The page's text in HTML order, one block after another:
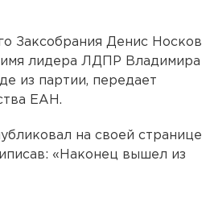
Заксобрания Денис Носков
имя лидера ЛДПР Владимира
из партии, передает
ЕАН.
на своей странице
«Наконец вышел из